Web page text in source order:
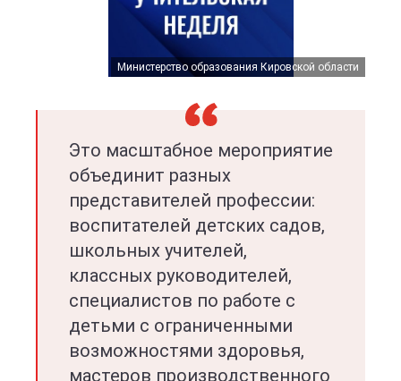
Министерство образования Кировской области
Это масштабное мероприятие
объединит разных
представителей профессии:
воспитателей детских садов,
школьных учителей,
классных руководителей,
специалистов по работе с
детьми с ограниченными
возможностями здоровья,
мастеров производственного